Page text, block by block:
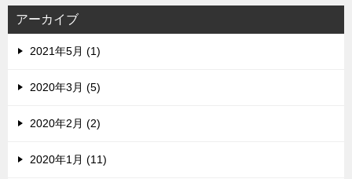
ス
アーカイブ
2021年5月 (1)
2020年3月 (5)
2020年2月 (2)
2020年1月 (11)